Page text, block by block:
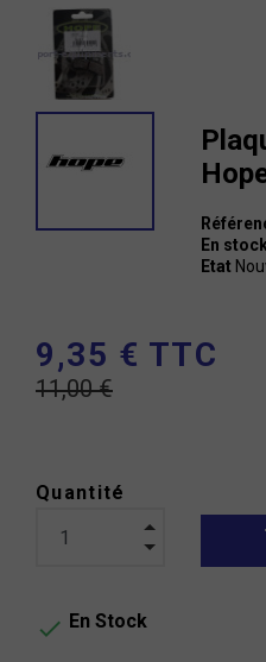
En stock
Etat
9,35 € TTC
11,00 €
Quantité
 En Stock